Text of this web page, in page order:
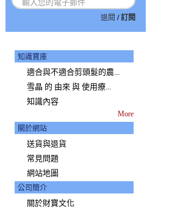
退閱 /訂閱
知識寶庫
適合與不適合剪頭髮的農...
雪晶 的 由來 與 使用療...
知識內容
More
關於網站
送貨與退貨
常見問題
網站地圖
公司簡介
關於財寶文化